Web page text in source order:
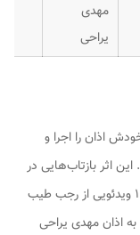
مهدی
یراحی
اذان را اجرا و
این اثر بازتاب‌هایی در
خارج از ایران نیز به همراه داشت. در فروردین ۱۳۹۹ ویدئویی از رجب طیب
اذان مهدی یراحی